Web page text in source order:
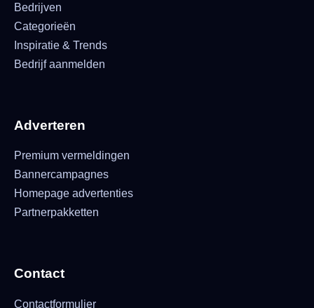
Bedrijven
Categorieën
Inspiratie & Trends
Bedrijf aanmelden
Adverteren
Premium vermeldingen
Bannercampagnes
Homepage advertenties
Partnerpakketten
Contact
Contactformulier